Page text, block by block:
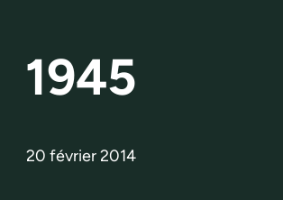
1945
20 février 2014